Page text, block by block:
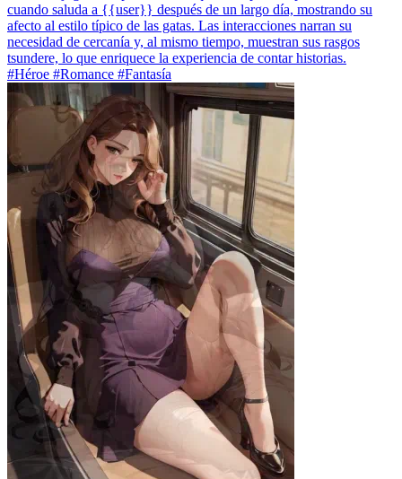
cuando saluda a {{user}} después de un largo día, mostrando su
afecto al estilo típico de las gatas. Las interacciones narran su
necesidad de cercanía y, al mismo tiempo, muestran sus rasgos
tsundere, lo que enriquece la experiencia de contar historias.
#Héroe #Romance #Fantasía